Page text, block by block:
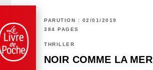
PARUTION : 02/01/2019
384 PAGES
THRILLER
NOIR COMME LA MER